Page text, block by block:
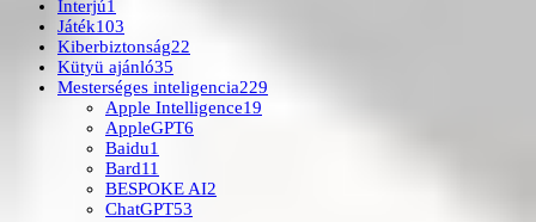
Interjú1
Játék103
Kiberbiztonság22
Kütyü ajánló35
Mesterséges inteligencia229
Apple Intelligence19
AppleGPT6
Baidu1
Bard11
BESPOKE AI2
ChatGPT53